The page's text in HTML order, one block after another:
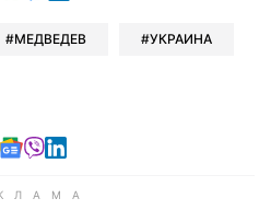
МЕДВЕДЕВ УКРАИНА
в Telegram
в Facebook
в X
Читайте в Google news
Читайте в Viber
Читайте в LinkedIn